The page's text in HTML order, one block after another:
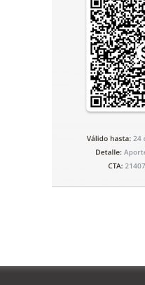
Pobreza